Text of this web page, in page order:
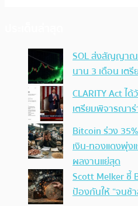
SOL ส่งสัญญาณ
นาน 3 เดือน เต
CLARITY Act ไ
เตรียมพิจารณา
Bitcoin ร่วง
เงิน-ทองแดงพุ่ง
ผลงานแย่สุด
Scott Melker ชี้
ป้องกันให้ “จนช้